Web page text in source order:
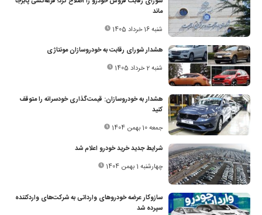
ماند
شنبه 16 خرداد 1405
هشدار شورای رقابت به خودروسازان مونتاژی‌
شنبه 2 خرداد 1405
هشدار به خودروسازان: قیمت‌گذاری خودسرانه را متوقف
کنید
جمعه 10 بهمن 1404
شرایط جدید خرید خودرو اعلام شد
چهارشنبه 1 بهمن 1404
سازوکار عرضه خودروهای وارداتی به شرکت‌های واردکننده
سپرده شد